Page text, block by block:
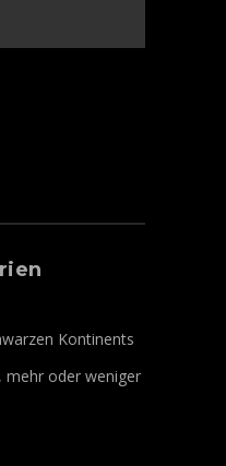
Kontinents
mehr oder weniger